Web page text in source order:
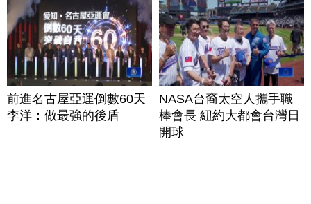
前進名古屋亞運倒數60天
李洋：做最強的後盾
NASA台裔太空人攜手職
棒會長 紐約大都會台灣日
開球